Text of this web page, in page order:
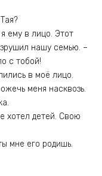
ему в лицо. Этот
нашу семью. –
с тобой!
в моё лицо.
меня насквозь.
хотел детей. Свою
мне его родишь.